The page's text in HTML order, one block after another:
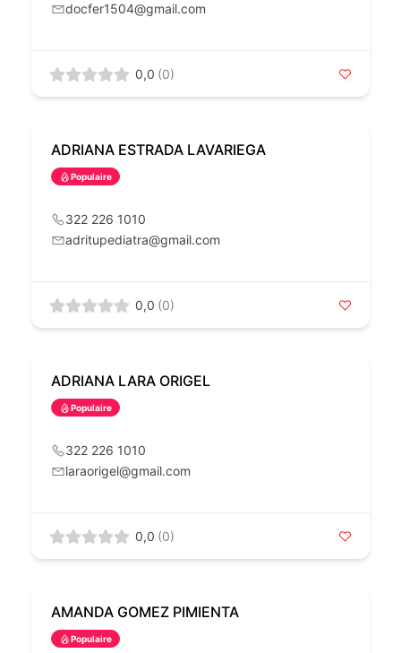
docfer1504@gmail.com
0,0 (0)
ADRIANA ESTRADA LAVARIEGA
Populaire
322 226 1010
adritupediatra@gmail.com
0,0 (0)
ADRIANA LARA ORIGEL
Populaire
322 226 1010
laraorigel@gmail.com
0,0 (0)
AMANDA GOMEZ PIMIENTA
Populaire